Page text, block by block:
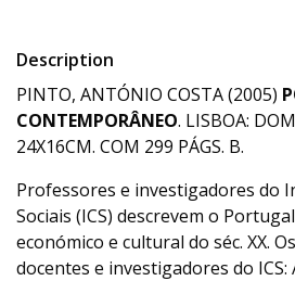
Description
PINTO, ANTÓNIO COSTA (2005)
CONTEMPORÂNEO. LISBOA:
24X16CM. COM 299 PÁGS. B.
Professores e investigadores do
Sociais (ICS) descrevem o
económico e cultural do séc. XX.
docentes e investigadores do